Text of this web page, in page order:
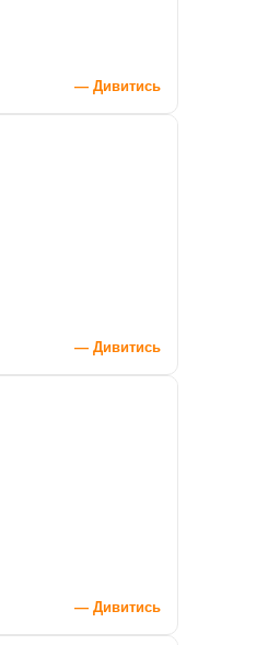
— Дивитись
— Дивитись
— Дивитись